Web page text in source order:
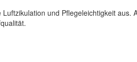
und Pflegeleichtigkeit aus.